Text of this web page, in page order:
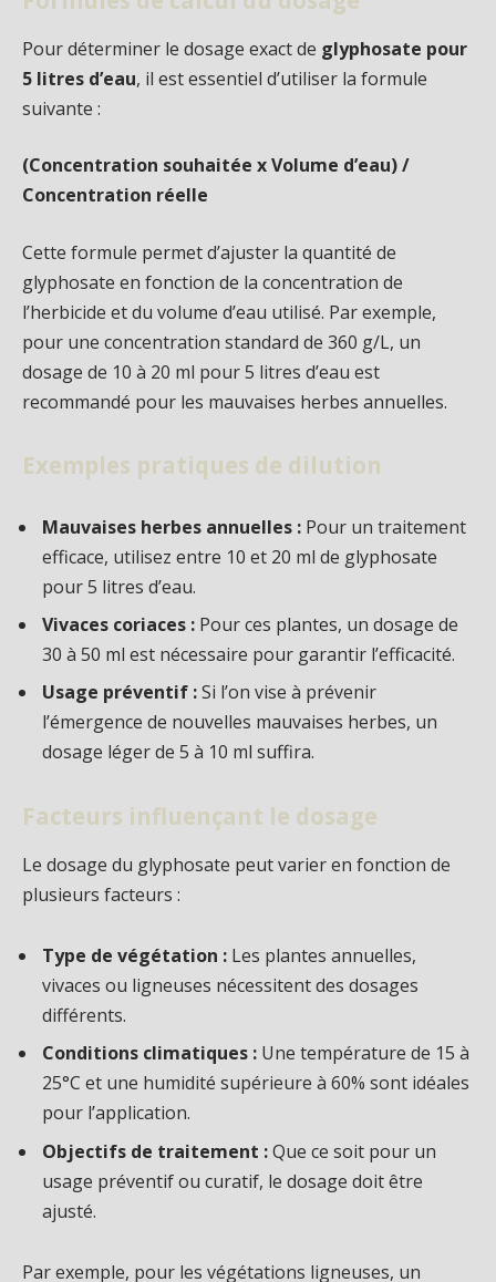
Pour déterminer le dosage exact de glyphosate pour
5 litres d’eau, il est essentiel d’utiliser la formule
suivante :
(Concentration souhaitée x Volume d’eau) /
Concentration réelle
Cette formule permet d’ajuster la quantité de
glyphosate en fonction de la concentration de
l’herbicide et du volume d’eau utilisé. Par exemple,
pour une concentration standard de 360 g/L, un
dosage de 10 à 20 ml pour 5 litres d’eau est
recommandé pour les mauvaises herbes annuelles.
Exemples pratiques de dilution
Mauvaises herbes annuelles : Pour un traitement
efficace, utilisez entre 10 et 20 ml de glyphosate
pour 5 litres d’eau.
Vivaces coriaces : Pour ces plantes, un dosage de
30 à 50 ml est nécessaire pour garantir l’efficacité.
Usage préventif :Si l’on vise à prévenir
l’émergence de nouvelles mauvaises herbes, un
dosage léger de 5 à 10 ml suffira.
Facteurs influençant le dosage
Le dosage du glyphosate peut varier en fonction de
plusieurs facteurs :
Type de végétation : Les plantes annuelles,
vivaces ou ligneuses nécessitent des dosages
différents.
Conditions climatiques : Une température de 15 à
25°C et une humidité supérieure à 60% sont idéales
pour l’application.
Objectifs de traitement :Que ce soit pour un
usage préventif ou curatif, le dosage doit être
ajusté.
Par exemple, pour les végétations ligneuses, un